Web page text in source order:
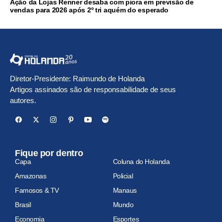
Ação da Lojas Renner desaba com piora em previsão de
vendas para 2026 após 2º tri aquém do esperado
Diretor-Presidente: Raimundo de Holanda
Artigos assinados são de responsabilidade de seus
autores.
Fique por dentro
Capa
Coluna do Holanda
Amazonas
Policial
Famosos & TV
Manaus
Brasil
Mundo
Economia
Esportes